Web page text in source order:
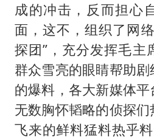
成的冲击，反而担心
面，这不，组织了网
探团”，充分发挥毛主
群众雪亮的眼睛帮助
的爆料，各大新媒体平
无数胸怀韬略的侦探
飞来的鲜料猛料热乎